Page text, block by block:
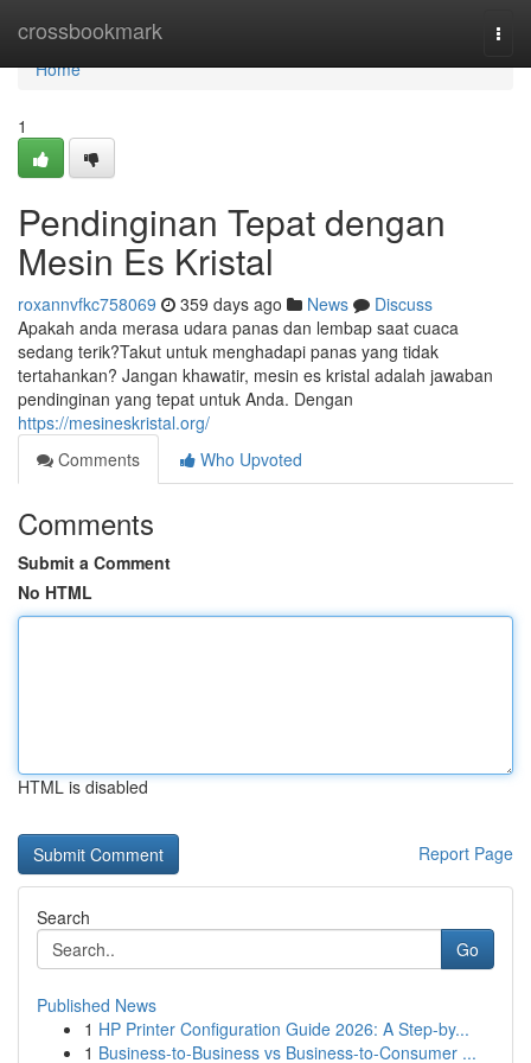
crossbookmark
Home
Home
1
Pendinginan Tepat dengan
Mesin Es Kristal
roxannvfkc758069 359 days ago News
Discuss
Apakah anda merasa udara panas dan lembap saat cuaca
sedang terik?Takut untuk menghadapi panas yang tidak
tertahankan? Jangan khawatir, mesin es kristal adalah jawaban
pendinginan yang tepat untuk Anda. Dengan
https://mesineskristal.org/
Comments
Who Upvoted
Comments
Submit a Comment
No HTML
HTML is disabled
Report Page
Search
Go
Published News
1 HP Printer Configuration Guide 2026: A Step-by...
1 Business-to-Business vs Business-to-Consumer ...